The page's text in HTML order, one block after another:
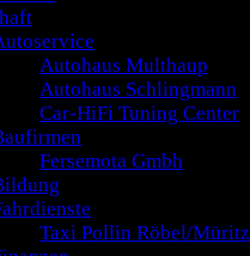
Autohaus Multhaup
Autohaus Schlingmann
Car-HiFi Tuning Center
Fersemota Gmbh
Taxi Pollin Röbel/Müritz